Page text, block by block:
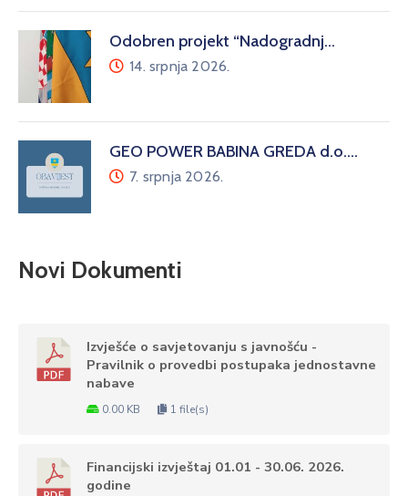
Odobren projekt “Nadogradnj…
14. srpnja 2026.
GEO POWER BABINA GREDA d.o.…
7. srpnja 2026.
Novi Dokumenti
Izvješće o savjetovanju s javnošću -
Pravilnik o provedbi postupaka jednostavne
nabave
0.00 KB 1 file(s)
Financijski izvještaj 01.01 - 30.06. 2026.
godine